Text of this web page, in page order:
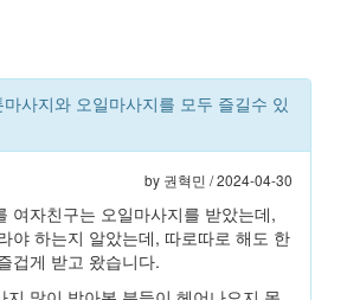
마사지와 오일마사지를 모두 즐길수 있
by 권혁민 / 2024-04-30
여자친구는 오일마사지를 받았는데,
야 하는지 알았는데, 따로따로 해도 한
겁게 받고 왔습니다.